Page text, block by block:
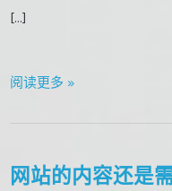
[…]
阅读更多 »
网站的内容还是